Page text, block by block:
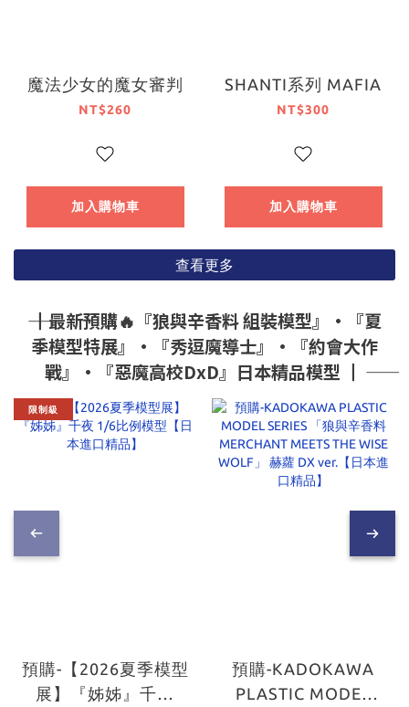
魔法少女的魔女審判
NT$260
加入購物車
SHANTI系列 MAFIA
NT$300
加入購物車
查看更多
―― ┃最新預購🔥『狼與辛香料 組裝模型』•『夏
季模型特展』•『秀逗魔導士』•『約會大作
戰』•『惡魔高校DxD』日本精品模型 ┃ ――
限制級
預購-【2026夏季模型
展】『姊姊』千夜
預購-KADOKAWA
PLASTIC MODEL